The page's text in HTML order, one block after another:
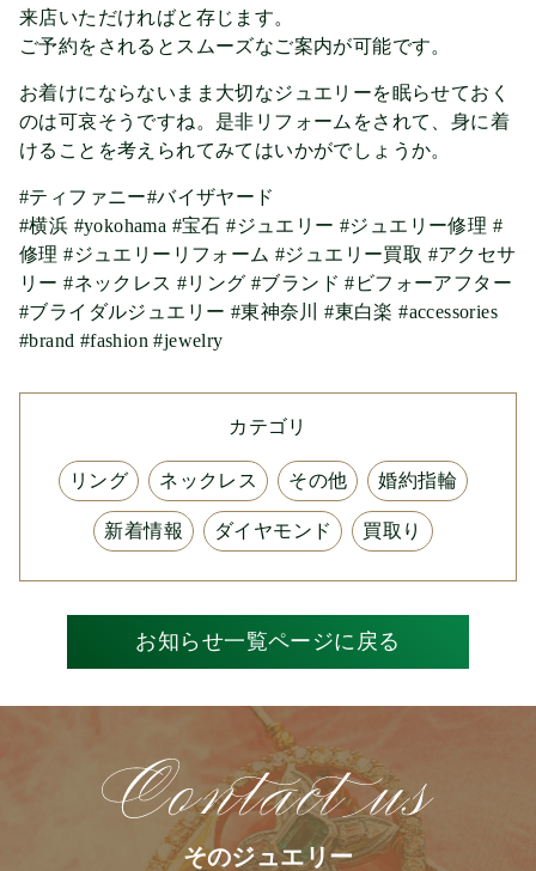
来店いただければと存じます。
ご予約をされるとスムーズなご案内が可能です。
お着けにならないまま大切なジュエリーを眠らせておく
のは可哀そうですね。是非リフォームをされて、身に着
けることを考えられてみてはいかがでしょうか。
#ティファニー#バイザヤード
#横浜 #yokohama #宝石 #ジュエリー #ジュエリー修理 #
修理 #ジュエリーリフォーム #ジュエリー買取 #アクセサ
リー #ネックレス #リング #ブランド #ビフォーアフター
#ブライダルジュエリー #東神奈川 #東白楽 #accessories
#brand #fashion #jewelry
カテゴリ
リング ネックレス その他 婚約指輪
新着情報 ダイヤモンド 買取り
お知らせ一覧ページに戻る
そのジュエリー